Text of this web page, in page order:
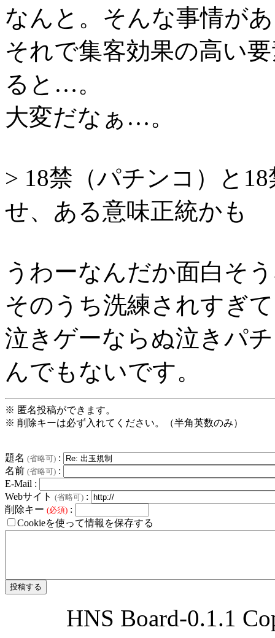
なんと。そんな事情が
それで集客効果の高い
ると…。
大変だなぁ…。
> 18禁（パチンコ）と
せ、ある意味正統かも
うわーなんだか面白そ
そのうち洗練されすぎて
泣きゲーならぬ泣
んでもないです。
※ 匿名投稿ができます。
※ 削除キーは必ず入れてください。（半角英数のみ）
題名 (省略可) :
名前 (省略可) :
E-Mail :
Webサイト (省略可) :
削除キー (必須) :
Cookieを使って情報を保存する
HNS Board-0.1.1